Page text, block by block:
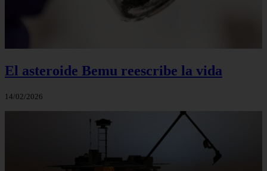
El asteroide Bemu reescribe la vida
14/02/2026